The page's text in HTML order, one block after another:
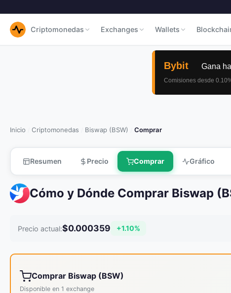
Criptomonedas Exchanges Wallets
Inicio Criptomonedas Biswap (BSW) Comprar
Resumen Precio Comprar Gráfico
Cómo y Dónde Comprar Biswap
Precio actual:$0.000359 +1.10%
Comprar Biswap (BSW)
Disponible en 1 exchange